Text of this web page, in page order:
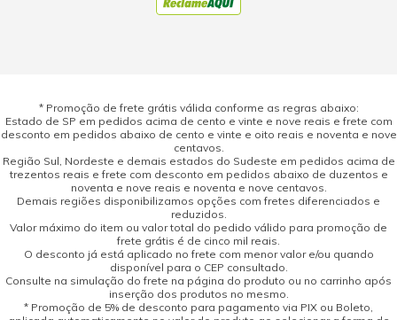
* Promoção de frete grátis válida conforme as regras abaixo:
Estado de SP em pedidos acima de cento e vinte e nove reais e frete com
desconto em pedidos abaixo de cento e vinte e oito reais e noventa e nove
centavos.
Região Sul, Nordeste e demais estados do Sudeste em pedidos acima de
trezentos reais e frete com desconto em pedidos abaixo de duzentos e
noventa e nove reais e noventa e nove centavos.
Demais regiões disponibilizamos opções com fretes diferenciados e
reduzidos.
Valor máximo do item ou valor total do pedido válido para promoção de
frete grátis é de cinco mil reais.
O desconto já está aplicado no frete com menor valor e/ou quando
disponível para o CEP consultado.
Consulte na simulação do frete na página do produto ou no carrinho após
inserção dos produtos no mesmo.
* Promoção de 5% de desconto para pagamento via PIX ou Boleto,